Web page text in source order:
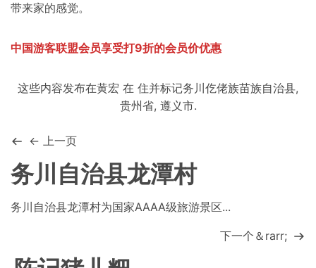
带来家的感觉。
中国游客联盟会员享受打9折的会员价优惠
这些内容发布在黄宏 在 住并标记务川仡佬族苗族自治县,
贵州省, 遵义市.
← 上一页
务川自治县龙潭村
务川自治县龙潭村为国家AAAA级旅游景区...
下一个＆rarr;